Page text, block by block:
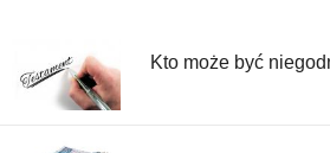
Kto może być